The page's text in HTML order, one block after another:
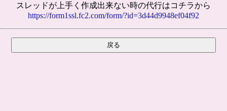
スレッドが上手く作成出来ない時の代行はコチラから
https://form1ssl.fc2.com/form/?id=3d44d9948ef04f92